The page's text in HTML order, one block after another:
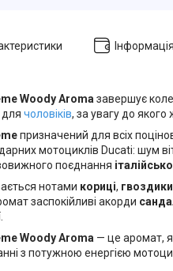
Woody Aroma завершує
для чоловіків, за увагу до якого
призначений для всіх
мотоциклів Ducati: шум
поєднання
нотами кориці, гвоздики
заспокійливі акорди
Woody Aroma — це аромат,
з потужною енергією